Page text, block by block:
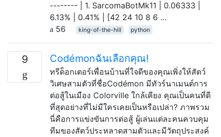
-------- | 1. SarcomaBotMk11 | 0.06333 |
6.13% | 0.41% | [42 24 10 8 6 …
56
king-of-the-hill python
9 Codémonฉันเลือกคุณ!
ทรีด็อกเตอร์เพื่อนบ้านที่ใจดีของคุณเพิ่งให้สัตว์
วิเศษสามตัวที่ชื่อCodémon มีทัวร์นาเมนต์การ
ต่อสู้ในเมือง Colorville ใกล้เคียง คุณเป็นคนที่ดี
ที่สุดอย่างที่ไม่มีใครเคยเป็นหรือเปล่า? ภาพรวม
นี่คือการแข่งขันการต่อสู้ ผู้เล่นแต่ละคนควบคุม
ทีมของสัตว์ประหลาดสามตัวและมีวัตถุประสงค์